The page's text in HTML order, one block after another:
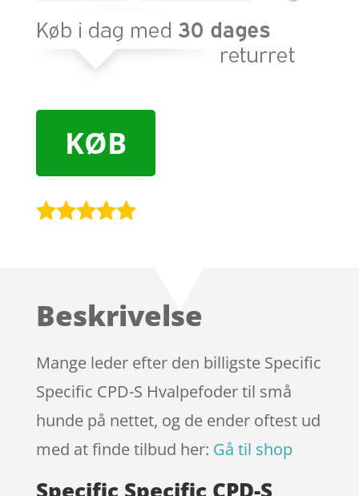
KØB
kundebedø
Beskrivelse
Mange leder efter den billigste Specific
Specific CPD-S Hvalpefoder til små
hunde på nettet, og de ender oftest ud
med at finde tilbud her: Gå til shop